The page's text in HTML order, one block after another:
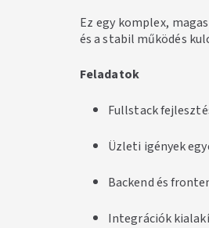
Ez egy komplex,
és a stabil működés
Feladatok
Fullstack
Üzleti igények
Backend és
Integrációk